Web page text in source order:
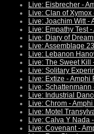
Live: Eisbrecher -
Live: Clan of
Live: Joachim Witt -
Live: Empathy Test
Live: Diary of
Live: Assemblage
Live: Lebanon
Live: The Sweet
Live: Solitary
Live: Extize -
Live:
Live: Industrial
Live: Chrom -
Live: Motel
Live: Calva Y Nada
Live: Covenant -